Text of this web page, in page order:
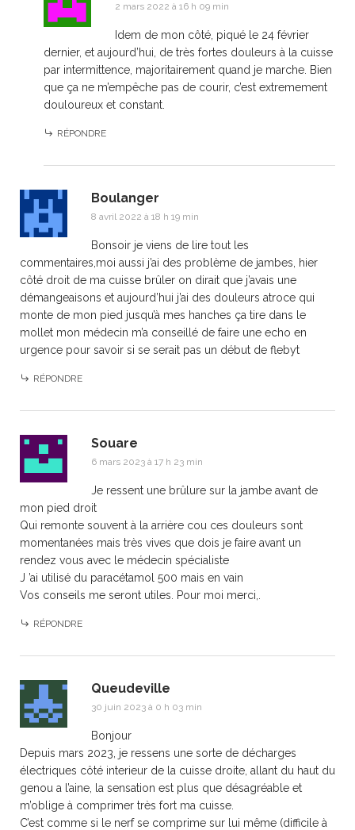
2 mars 2022 à 16 h 09 min
Idem de mon côté, piqué le 24 février
dernier, et aujourd’hui, de très fortes douleurs à la cuisse
par intermittence, majoritairement quand je marche. Bien
que ça ne m’empêche pas de courir, c’est extremement
douloureux et constant.
RÉPONDRE
Boulanger
8 avril 2022 à 18 h 19 min
Bonsoir je viens de lire tout les
commentaires,moi aussi j’ai des problème de jambes, hier
côté droit de ma cuisse brûler on dirait que j’avais une
démangeaisons et aujourd’hui j’ai des douleurs atroce qui
monte de mon pied jusqu’à mes hanches ça tire dans le
mollet mon médecin m’a conseillé de faire une echo en
urgence pour savoir si se serait pas un début de flebyt
RÉPONDRE
Souare
6 mars 2023 à 17 h 23 min
Je ressent une brûlure sur la jambe avant de
mon pied droit
Qui remonte souvent à la arrière cou ces douleurs sont
momentanées mais très vives que dois je faire avant un
rendez vous avec le médecin spécialiste
J ’ai utilisé du paracétamol 500 mais en vain
Vos conseils me seront utiles. Pour moi merci,.
RÉPONDRE
Queudeville
30 juin 2023 à 0 h 03 min
Bonjour
Depuis mars 2023, je ressens une sorte de décharges
électriques côté interieur de la cuisse droite, allant du haut du
genou a l’aine, la sensation est plus que désagréable et
m’oblige à comprimer très fort ma cuisse.
C’est comme si le nerf se comprime sur lui même (difficile à